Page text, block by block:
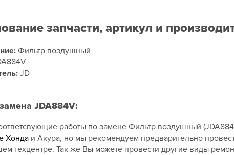
запчасти, артикул и
Фильтр воздушный
JD
JDA884V:
работы по замене Фильтр воздушный
Хонда и Акура, но мы рекомендуем предварительно
техцентре. Так же Вы можете провести другие виды